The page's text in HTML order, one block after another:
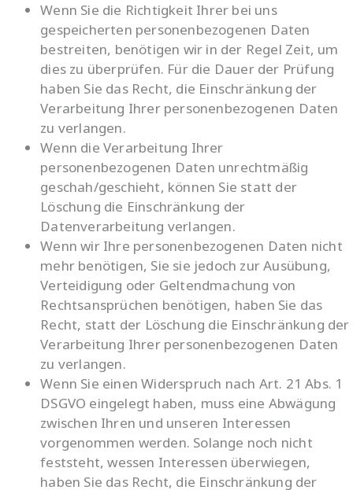
Wenn Sie die Richtigkeit Ihrer bei uns
gespeicherten personenbezogenen Daten
bestreiten, benötigen wir in der Regel Zeit, um
dies zu überprüfen. Für die Dauer der Prüfung
haben Sie das Recht, die Einschränkung der
Verarbeitung Ihrer personenbezogenen Daten
zu verlangen.
Wenn die Verarbeitung Ihrer
personenbezogenen Daten unrechtmäßig
geschah/geschieht, können Sie statt der
Löschung die Einschränkung der
Datenverarbeitung verlangen.
Wenn wir Ihre personenbezogenen Daten nicht
mehr benötigen, Sie sie jedoch zur Ausübung,
Verteidigung oder Geltendmachung von
Rechtsansprüchen benötigen, haben Sie das
Recht, statt der Löschung die Einschränkung der
Verarbeitung Ihrer personenbezogenen Daten
zu verlangen.
Wenn Sie einen Widerspruch nach Art. 21 Abs. 1
DSGVO eingelegt haben, muss eine Abwägung
zwischen Ihren und unseren Interessen
vorgenommen werden. Solange noch nicht
feststeht, wessen Interessen überwiegen,
haben Sie das Recht, die Einschränkung der